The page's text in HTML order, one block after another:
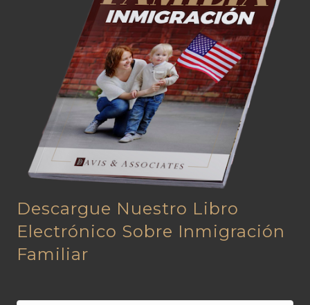
Descargue Nuestro Libro
Electrónico Sobre Inmigración
Familiar
N